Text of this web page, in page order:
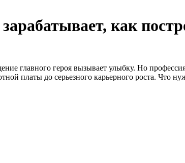
как
главного героя вызывает улыбку. Но профессия
платы до серьезного карьерного роста. Что